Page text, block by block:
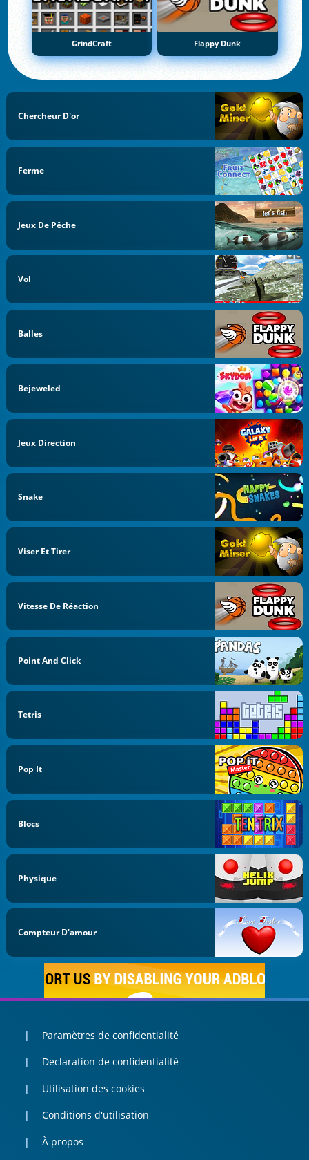
GrindCraft Flappy Dunk
Chercheur D'or
Ferme
Jeux De Pêche
Vol
Balles
Bejeweled
Jeux Direction
Snake
Viser Et Tirer
Vitesse De Réaction
Point And Click
Tetris
Pop It
Blocs
Physique
Compteur D'amour
Paramètres de confidentialité
Declaration de confidentialité
Utilisation des cookies
Conditions d'utilisation
À propos